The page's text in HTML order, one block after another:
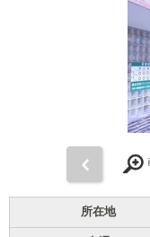
所在地